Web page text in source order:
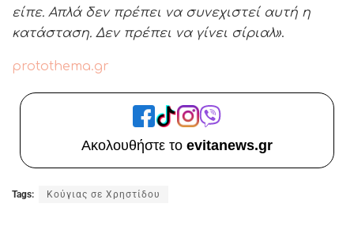
είπε. Απλά δεν πρέπει να συνεχιστεί αυτή η
κατάσταση. Δεν πρέπει να γίνει σίριαλ».
protothema.gr
Ακολουθήστε το evitanews.gr
Tags: Κούγιας σε Χρηστίδου